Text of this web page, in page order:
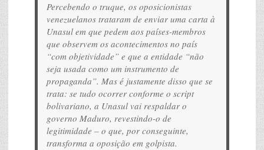
Percebendo o truque, os oposicionistas
venezuelanos trataram de enviar uma carta à
Unasul em que pedem aos países-membros
que observem os acontecimentos no país
“com objetividade” e que a entidade “não
seja usada como um instrumento de
propaganda”. Mas é justamente disso que se
trata: se tudo ocorrer conforme o script
bolivariano, a Unasul vai respaldar o
governo Maduro, revestindo-o de
legitimidade – o que, por conseguinte,
transforma a oposição em golpista.